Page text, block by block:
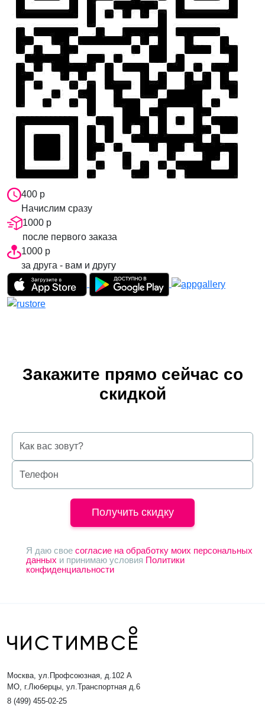
400 р
Начислим сразу
1000 р
после первого заказа
1000 р
за друга - вам и другу
Закажите прямо сейчас со
скидкой
Получить скидку
Я даю свое согласие на обработку моих персональных
данных и принимаю условия Политики
конфиденциальности
Москва, ул.Профсоюзная, д.102 А
МО, г.Люберцы, ул.Транспортная д.6
8 (499) 455-02-25